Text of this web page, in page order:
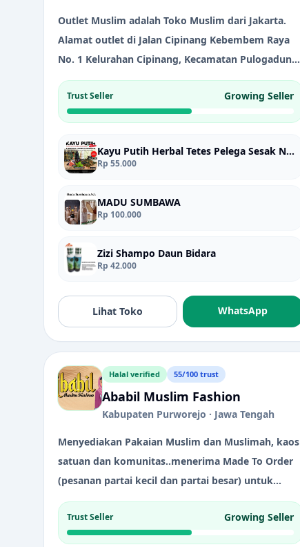
Outlet Muslim adalah Toko Muslim dari Jakarta.
Alamat outlet di Jalan Cipinang Kebembem Raya
No. 1 Kelurahan Cipinang, Kecamatan Pulogadung
Jakarta Timur 13240
Trust Seller Growing Seller
Kayu Putih Herbal Tetes Pelega Sesak Nafas
Rp 55.000
MADU SUMBAWA
Rp 100.000
Zizi Shampo Daun Bidara
Rp 42.000
Lihat Toko WhatsApp
Halal verified 55/100 trust
Ababil Muslim Fashion
Kabupaten Purworejo · Jawa Tengah
Menyediakan Pakaian Muslim dan Muslimah, kaos
satuan dan komunitas..menerima Made To Order
(pesanan partai kecil dan partai besar) untuk
sekolah, kantor, dll
Trust Seller Growing Seller